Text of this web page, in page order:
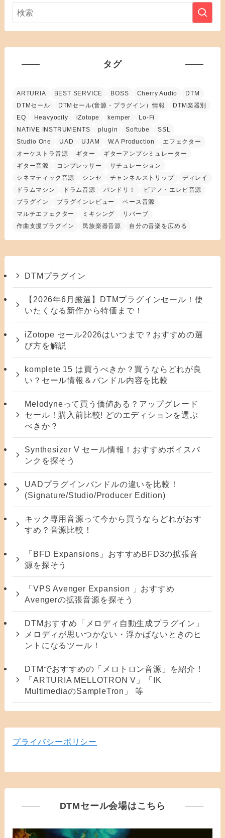
タグ
ARTURIA BEST SERVICE BOSS Cherry Audio
DTM
DTMセール
DTMセール(音源・プラグイン）情報
DTM楽器別
EQ
Heavyocity iZotope kemper
Lo-Fi
NATIVE INSTRUMENTS
plugin Softube
SSL
Studio One
UAD UJAM W.A Production
エフェクター
オーケストラ音源
ギター
ギターアンプシミュレーター
ギター音源
コンプレッサー
サチュレーション
シネマティック音源
シンセ チャンネルストリップ
ディレイ
ドラムマシン
ドラム音源 バンドリ！
ピアノ・エレピ音源
プラグイン
プラグインレビュー
ベース音源
マルチエフェクター
ミキシング
リバーブ
作曲支援プラグイン
民族楽器音源 自分の音楽を広める
DTMプラグイン
【2026年6月厳選】DTMプラグインセール！使
いたくなる新作から特価まで！
iZotope セール2026はいつまで？おすすめの選
び方を解説
komplete 15 は買うべきか？買うならどれが良
い？セール情報＆バンドル内容を比較
Melodyneって買う価値ある？アップグレード
セール！購入前比較! どのエディションを選ぶ
べきか？
Synthesizer V セール情報！おすすめボイスバ
ンクを探そう
UADプラグインバンドルの違いを比較！
(Signature/Studio/Producer Edition)
キック専用音源って今から買うならどれがおす
すめ？音源比較！
「BFD Expansions」おすすめBFD3の拡張音
源を探そう
「VPS Avenger Expansion 」おすすめ
Avengerの拡張音源を探そう
DTMおすすめ「メロディ自動生成プラグイン」
メロディが思いつかない・浮かばないときのヒ
ントになるツール！
DTMでおすすめの「メロトロン音源」を紹介！
「ARTURIA MELLOTRON V」「IK
MultimediaのSampleTron」 等
プライバシーポリシー
DTMセール会場はこちら